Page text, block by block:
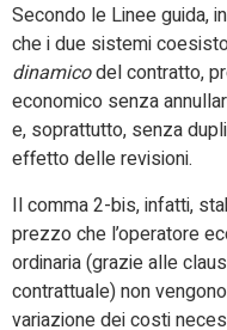
Secondo le Linee guida,
che i due sistemi
dinamicodel contratto,
economico senza
e, soprattutto, senza
effetto delle revisioni.
Il comma 2-bis, infatti,
prezzo che l’operatore
ordinaria (grazie alle
contrattuale) non
variazione dei costi